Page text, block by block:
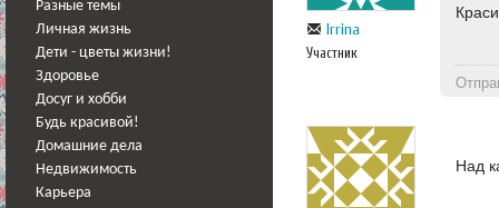
Разные темы
Личная жизнь
Дети - цветы жизни!
Здоровье
Досуг и хобби
Будь красивой!
Домашние дела
Недвижимость
Карьера
Irrina
Участник
Над